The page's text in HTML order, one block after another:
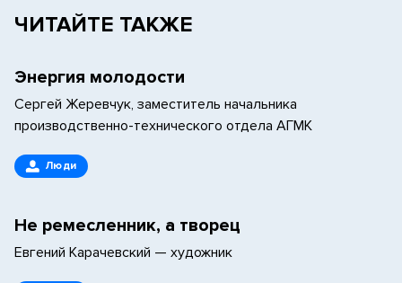
ЧИТАЙТЕ ТАКЖЕ
Энергия молодости
Сергей Жеревчук, заместитель начальника
производственно-технического отдела АГМК
Люди
Не ремесленник, а творец
Евгений Карачевский — художник